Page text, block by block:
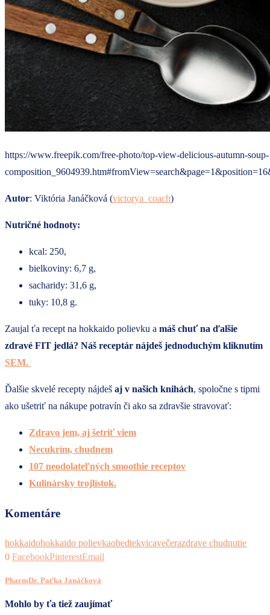
https://www.freepik.com/free-photo/top-view-delicious-autumn-soup-
Autor: Viktória Janáčková (victorya_coach)
Nutričné hodnoty:
kcal: 250,
bielkoviny: 6,7 g,
sacharidy: 31,6 g,
tuky: 10,8 g.
Zaujal ťa recept na hokkaido polievku a máš chuť na ďalšie
zdravé FIT jedlá? Náš receptár nájdeš jednoduchým kliknutím
SEM.
Ďalšie skvelé recepty nájdeš aj v našich knihách, spoločne s tipmi
ako ušetriť na nákupe potravín či ako sa zdravšie stravovať:
Zdravo jem, aj šetriť viem
Necukrím, chudnem
107 neodolateľných smoothie receptov
Kulinársky trojlístok.
Komentáre
hokkaidohokkaido polievkaobedtekvicavečerazdrave chudnutie
0 FacebookPinterestEmail
PharmDr. Paťka Janáčková
Mohlo by ťa tiež zaujímať